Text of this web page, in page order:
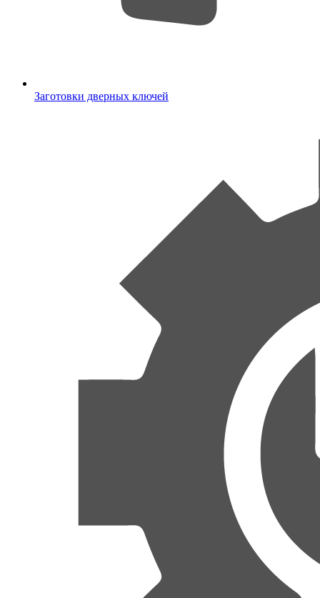
Заготовки дверных ключей